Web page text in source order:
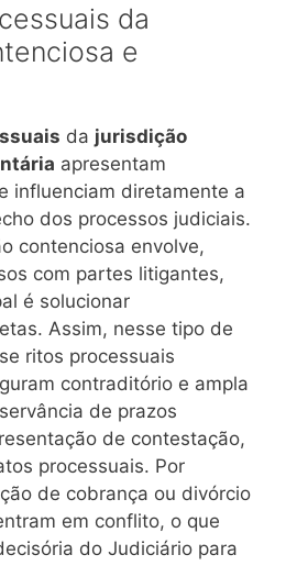
da
e
da jurisdição
apresentam
influenciam diretamente a
dos processos judiciais.
contenciosa envolve,
com partes litigantes,
é solucionar
Assim, nesse tipo de
ritos processuais
contraditório e ampla
de prazos
de contestação,
processuais. Por
de cobrança ou divórcio
em conflito, o que
do Judiciário para